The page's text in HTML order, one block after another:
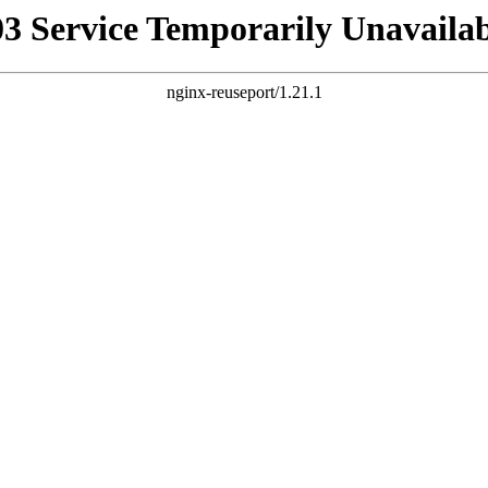
Service Temporarily
nginx-reuseport/1.21.1